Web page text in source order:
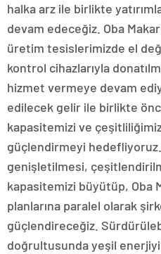
halka arz ile birlikte
devam edeceğiz. Oba
üretim tesislerimizde el
kontrol cihazlarıyla
hizmet vermeye devam
edilecek gelir ile birlikte
kapasitemizi ve
güçlendirmeyi hedefliyoruz.
genişletilmesi,
kapasitemizi büyütüp, Oba
planlarına paralel olarak
güçlendireceğiz.
doğrultusunda yeşil enerjiyi